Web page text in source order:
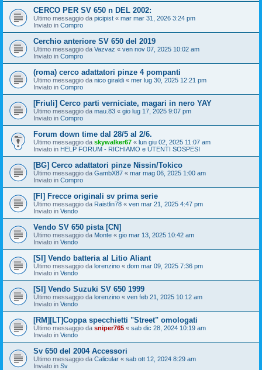
CERCO PER SV 650 n DEL 2002:
Ultimo messaggio da picipist « mar mar 31, 2026 3:24 pm
Inviato in Compro
Cerchio anteriore SV 650 del 2019
Ultimo messaggio da Vazvaz « ven nov 07, 2025 10:02 am
Inviato in Compro
(roma) cerco adattatori pinze 4 pompanti
Ultimo messaggio da nico giraldi « mer lug 30, 2025 12:21 pm
Inviato in Compro
[Friuli] Cerco parti verniciate, magari in nero YAY
Ultimo messaggio da mau.83 « gio lug 17, 2025 9:07 pm
Inviato in Compro
Forum down time dal 28/5 al 2/6.
Ultimo messaggio da skywalker67 « lun giu 02, 2025 11:07 am
Inviato in HELP FORUM - RICHIAMO e UTENTI SOSPESI
[BG] Cerco adattatori pinze Nissin/Tokico
Ultimo messaggio da GambX87 « mar mag 06, 2025 1:00 am
Inviato in Compro
[FI] Frecce originali sv prima serie
Ultimo messaggio da Raistlin78 « ven mar 21, 2025 4:47 pm
Inviato in Vendo
Vendo SV 650 pista [CN]
Ultimo messaggio da Monte « gio mar 13, 2025 10:42 am
Inviato in Vendo
[SI] Vendo batteria al Litio Aliant
Ultimo messaggio da lorenzino « dom mar 09, 2025 7:36 pm
Inviato in Vendo
[SI] Vendo Suzuki SV 650 1999
Ultimo messaggio da lorenzino « ven feb 21, 2025 10:12 am
Inviato in Vendo
[RM][LT]Coppa specchietti "Street" omologati
Ultimo messaggio da sniper765 « sab dic 28, 2024 10:19 am
Inviato in Vendo
Sv 650 del 2004 Accessori
Ultimo messaggio da Calicular « sab ott 12, 2024 8:29 am
Inviato in Sv